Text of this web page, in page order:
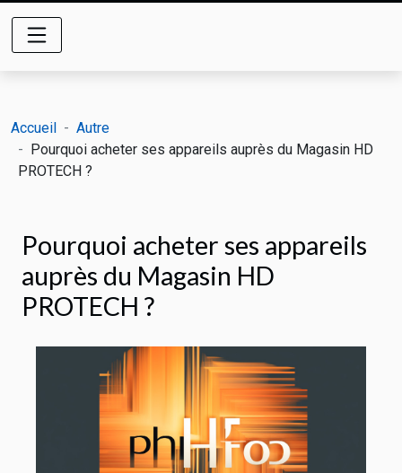
Accueil
Autre
Pourquoi acheter ses appareils auprès du Magasin HD
PROTECH ?
Pourquoi acheter ses appareils
auprès du Magasin HD
PROTECH ?